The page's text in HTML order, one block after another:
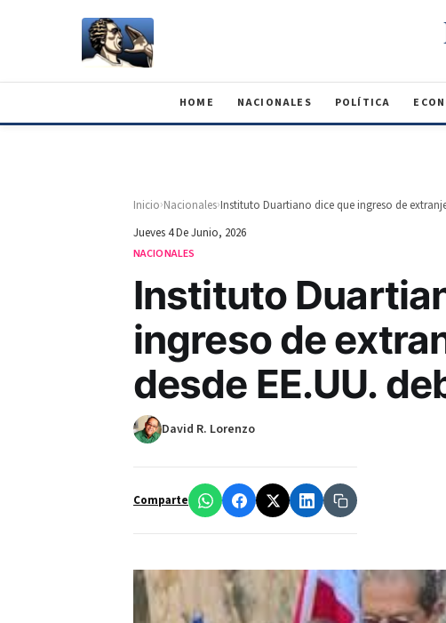
HOME NACIONALES POLÍTICA
Inicio›Nacionales›
Jueves 4 De Junio, 2026
NACIONALES
Instituto
ingreso de
desde EE.UU.
David R. Lorenzo
Comparte